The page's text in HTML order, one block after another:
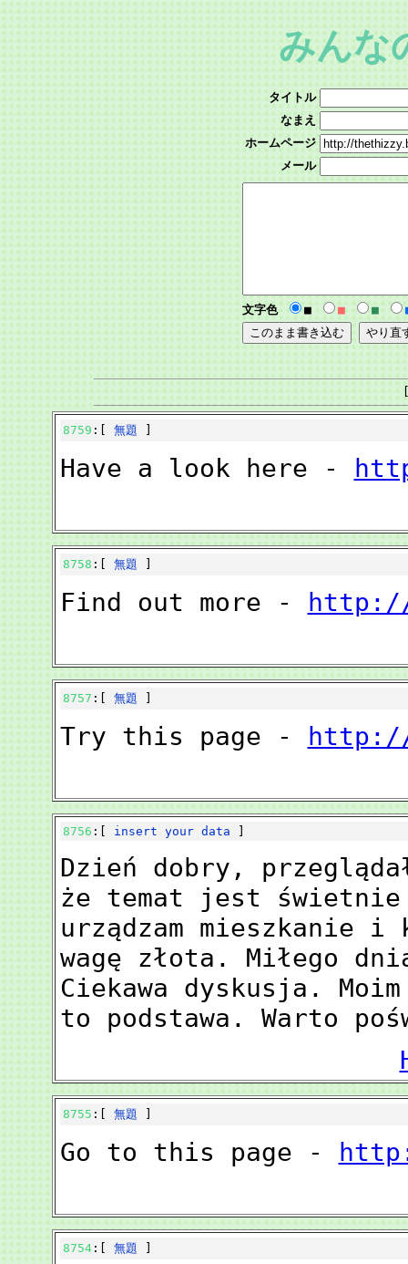
みんな
タイトル
なまえ
ホームページ
メール
文字色 ■ ■ ■
8759 :[ 無題
Have a look here -
8758 :[ 無題
Find out more -
8757 :[ 無題
Try this page - http://
8756 :[ insert your data
Dzień dobry,
że temat jest świetnie
urządzam mieszkanie i
wagę złota. Miłego
Ciekawa dyskusja.
to podstawa. Warto
8755 :[ 無題
Go to this page -
8754:[ 無題